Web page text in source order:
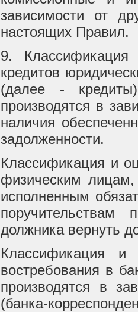
зависимости от
настоящих Правил.
9.
кредитов
(далее -
производятся в
наличия
задолженности.
Классификация и
физическим лицам,
исполненным
поручительствам
должника вернуть
Классификация
востребования в
производятся в
(банка-